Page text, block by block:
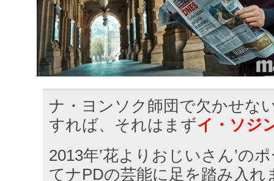
ナ・ヨンソク師団で欠かせな
すれば、それはまずイ・ソジ
2013年’花よりおじいさん’の
てナPDの芸能に足を踏み入れ